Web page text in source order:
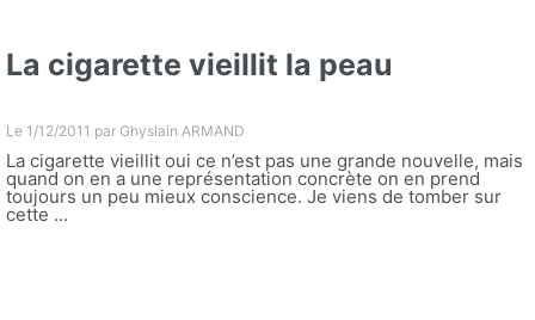
La cigarette vieillit la peau
Le 1/12/2011 par Ghyslain ARMAND
La cigarette vieillit oui ce n’est pas une grande nouvelle, mais
quand on en a une représentation concrète on en prend
toujours un peu mieux conscience. Je viens de tomber sur
cette ...